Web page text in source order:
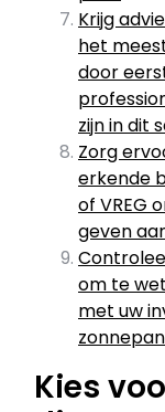
Krijg
het
door
zijn in dit
Zorg
erkende
of VREG
geven
om te
met uw
Kies